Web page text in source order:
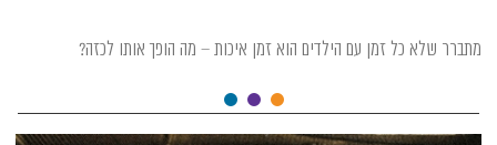
מתברר שלא כל זמן עם הילדים הוא זמן איכות – מה הופך אותו לכזה?